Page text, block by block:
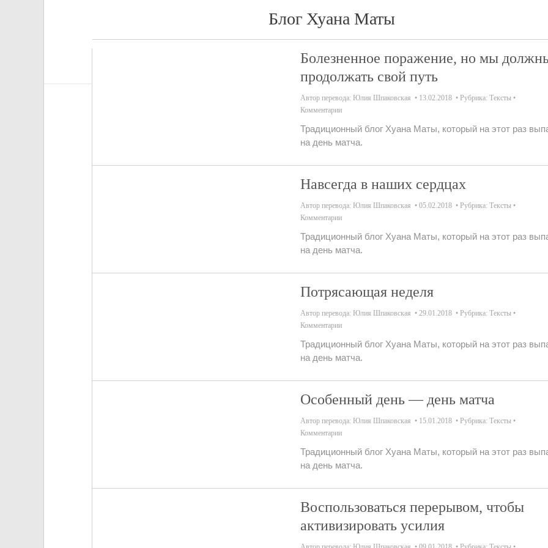
Блог Хуана Маты
Болезненное поражение, но мы
продолжать свой путь
Автор перевода: Юлия Шпаковская 13.02.2018 Рубрика: Тексты
Комментарии
Традиционный блог Хуана Маты, который на этот раз
на день матча.
Навсегда в наших сердцах
Автор перевода: Юлия Шпаковская 05.02.2018 Рубрика: Тексты
Комментарии
Традиционный блог Хуана Маты, который на этот раз
на день матча.
Потрясающая неделя
Автор перевода: Юлия Шпаковская 29.01.2018 Рубрика: Тексты
Комментарии
Традиционный блог Хуана Маты, который на этот раз
на день матча.
Особенный день — день матча
Автор перевода: Юлия Шпаковская 15.01.2018 Рубрика: Тексты
Комментарии
Традиционный блог Хуана Маты, который на этот раз
на день матча.
Воспользоваться перерывом, чтобы
активизировать усилия